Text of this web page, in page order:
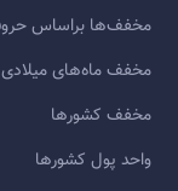
مخفف‌ها براساس
مخفف ماه‌های میلادی
مخفف کشورها
واحد پول کشورها